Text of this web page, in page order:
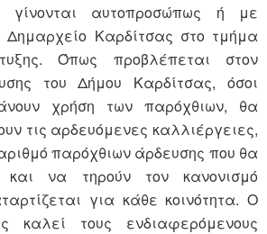
γίνονται αυτοπροσώπως ή με
Δημαρχείο Καρδίτσας στο τμήμα
Όπως προβλέπεται στον
του Δήμου Καρδίτσας, όσοι
χρήση των παρόχθιων, θα
τις αρδευόμενες καλλιέργειες,
παρόχθιων άρδευσης που θα
και να τηρούν τον κανονισμό
για κάθε κοινότητα. Ο
καλεί τους ενδιαφερόμενους